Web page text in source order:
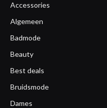
Accessories
Algemeen
Badmode
Beauty
Best deals
Bruidsmode
Dames